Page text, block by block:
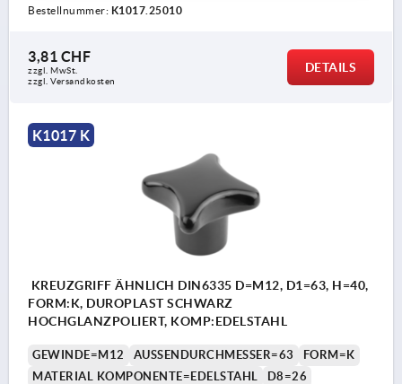
Bestellnummer: K1017.25010
3,81 CHF
zzgl. MwSt.
zzgl. Versandkosten
DETAILS
K1017 K
KREUZGRIFF ÄHNLICH DIN6335 D=M12, D1=63, H=40,
FORM:K, DUROPLAST SCHWARZ
HOCHGLANZPOLIERT, KOMP:EDELSTAHL
GEWINDE=M12 AUSSENDURCHMESSER=63
FORM=K
MATERIAL KOMPONENTE=EDELSTAHL
D8=26